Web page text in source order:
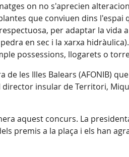
on no s'aprecien
que conviuen dins l'espai
per adaptar la vida
en sec i la xarxa
possessions, llogarets o
les Illes Balears (AFONIB) que
insular de Territori,
aquest concurs. La
premis a la plaça i els han